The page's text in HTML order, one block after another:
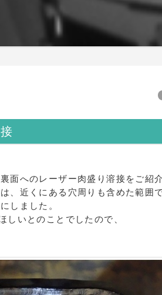
面へのレーザー肉盛り溶接をご紹
、近くにある穴周りも含めた範囲
しました。
しいとのことでしたので、